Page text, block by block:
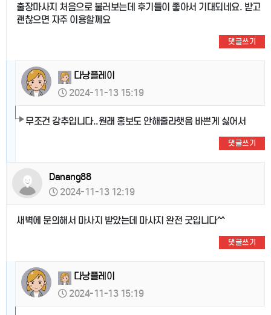
출장마사지 처음으로 불러보는데 후기들이 좋아서 기대되네요. 받고
괜찮으면 자주 이용할께요
댓글쓰기
다낭플레이
2024-11-13 15:19
무조건 강추입니다..원래 홍보도 안해줄라햇음 바쁜게 싫어서
댓글쓰기
Danang88
2024-11-13 12:19
새벽에 문의해서 마사지 받았는데 마사지 완전 굿입니다^^
댓글쓰기
다낭플레이
2024-11-13 15:19